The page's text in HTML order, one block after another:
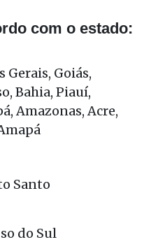
com o estado:
Goiás,
Bahia, Piauí,
Amazonas, Acre,
Santo
do Sul